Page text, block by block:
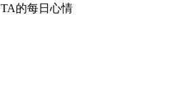
TA的每日心情